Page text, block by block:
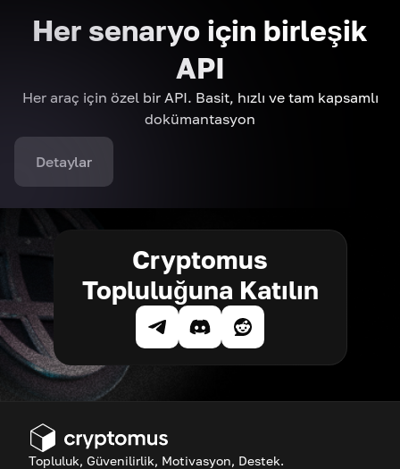
Her senaryo için birleşik
API
Her araç için özel bir API. Basit, hızlı ve tam kapsamlı
dokümantasyon
Detaylar
Cryptomus
Topluluğuna Katılın
Topluluk, Güvenilirlik, Motivasyon, Destek.